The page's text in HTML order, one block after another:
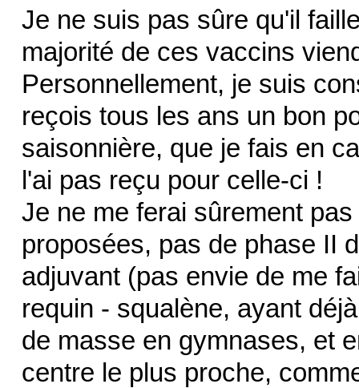
Je ne suis pas sûre qu'il
majorité de ces vaccins
Personnellement, je suis
reçois tous les ans un bon
saisonnière, que je fais en
l'ai pas reçu pour celle-ci !
Je ne me ferai sûrement
proposées, pas de phase II
adjuvant (pas envie de me
requin - squalène, ayant
de masse en gymnases, et
centre le plus proche,